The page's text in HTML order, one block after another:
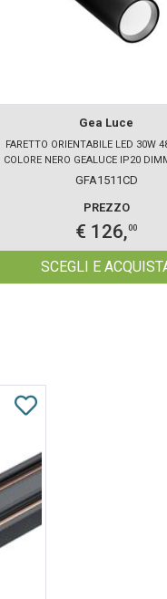
Gea Luce
FARETTO ORIENTABILE LED 30W
COLORE NERO GEALUCE IP20
GFA1511CD
PREZZO
€ 126,00
SCEGLI E